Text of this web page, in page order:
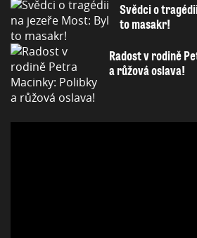
Svědci o
to masakr!
Radost v rodině
a růžová oslava!